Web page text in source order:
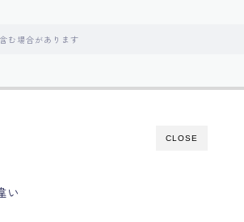
む場合があります
CLOSE
い